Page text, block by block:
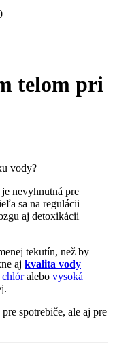
telom pri
je nevyhnutná pre
sa na regulácii
aj detoxikácii
tekutín, než by
aj kvalita vody
chlóralebo vysoká
spotrebiče, ale aj pre